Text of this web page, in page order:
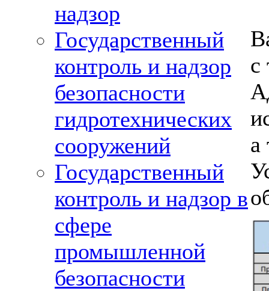
надзор
Государственный
контроль и надзор
безопасности
гидротехнических
сооружений
Государственный
контроль и надзор в
сфере
промышленной
безопасности
с
а